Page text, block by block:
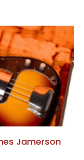
Jamerson